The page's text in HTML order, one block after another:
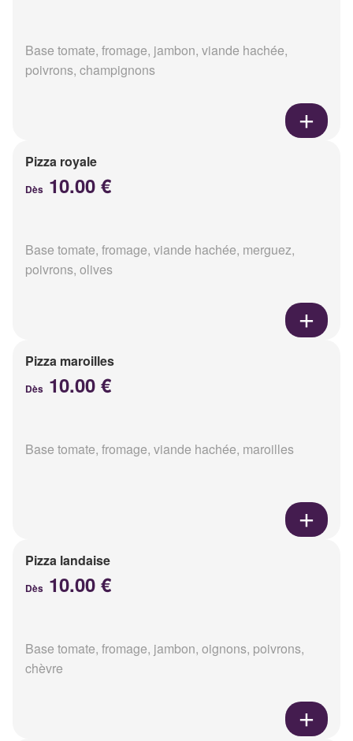
Base tomate, fromage, jambon, viande hachée,
poivrons, champignons
Pizza royale
Dès 10.00 €
Base tomate, fromage, viande hachée, merguez,
poivrons, olives
Pizza maroilles
Dès 10.00 €
Base tomate, fromage, viande hachée, maroilles
Pizza landaise
Dès 10.00 €
Base tomate, fromage, jambon, oignons, poivrons,
chèvre